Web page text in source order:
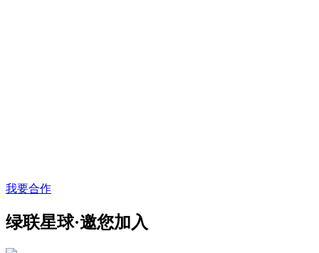
我要合作
绿联星球·邀您加入